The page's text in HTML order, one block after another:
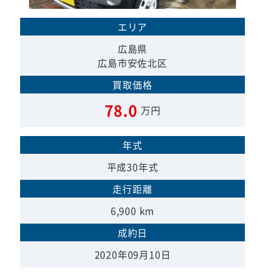
エリア
広島県
広島市安佐北区
買取価格
78.0 万円
年式
平成30年式
走行距離
6,900 km
成約日
2020年09月10日